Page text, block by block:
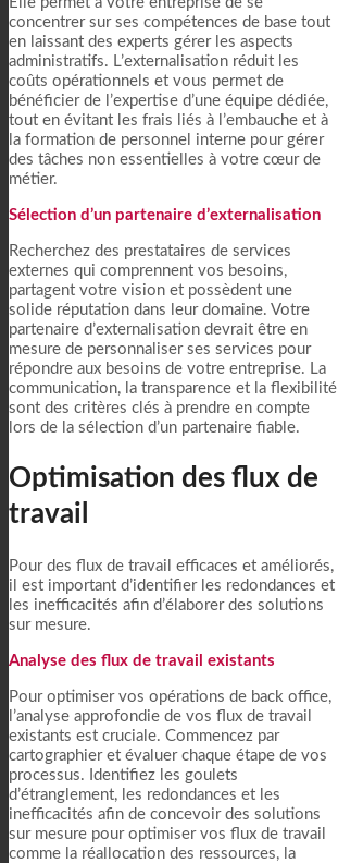
concentrer sur ses compétences de base tout
en laissant des experts gérer les aspects
administratifs. L’externalisation réduit les
coûts opérationnels et vous permet de
bénéficier de l’expertise d’une équipe dédiée,
tout en évitant les frais liés à l’embauche et à
la formation de personnel interne pour gérer
des tâches non essentielles à votre cœur de
métier.
Sélection d’un partenaire d’externalisation
Recherchez des prestataires de services
externes qui comprennent vos besoins,
partagent votre vision et possèdent une
solide réputation dans leur domaine. Votre
partenaire d’externalisation devrait être en
mesure de personnaliser ses services pour
répondre aux besoins de votre entreprise. La
communication, la transparence et la flexibilité
sont des critères clés à prendre en compte
lors de la sélection d’un partenaire fiable.
Optimisation des flux de
travail
Pour des flux de travail efficaces et améliorés,
il est important d’identifier les redondances et
les inefficacités afin d’élaborer des solutions
sur mesure.
Analyse des flux de travail existants
Pour optimiser vos opérations de back office,
l’analyse approfondie de vos flux de travail
existants est cruciale. Commencez par
cartographier et évaluer chaque étape de vos
processus. Identifiez les goulets
d’étranglement, les redondances et les
inefficacités afin de concevoir des solutions
sur mesure pour optimiser vos flux de travail
comme la réallocation des ressources, la